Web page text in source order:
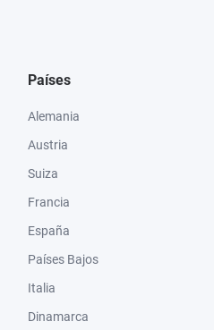
Países
Alemania
Austria
Suiza
Francia
España
Países Bajos
Italia
Dinamarca